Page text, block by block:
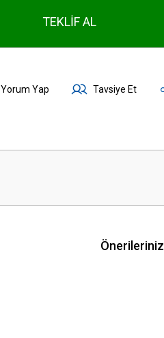
TEKLİF AL
Yorum Yap Tavsiye Et
Önerileriniz